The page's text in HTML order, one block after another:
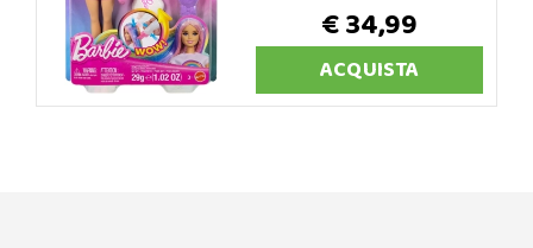
€ 34,99
ACQUISTA